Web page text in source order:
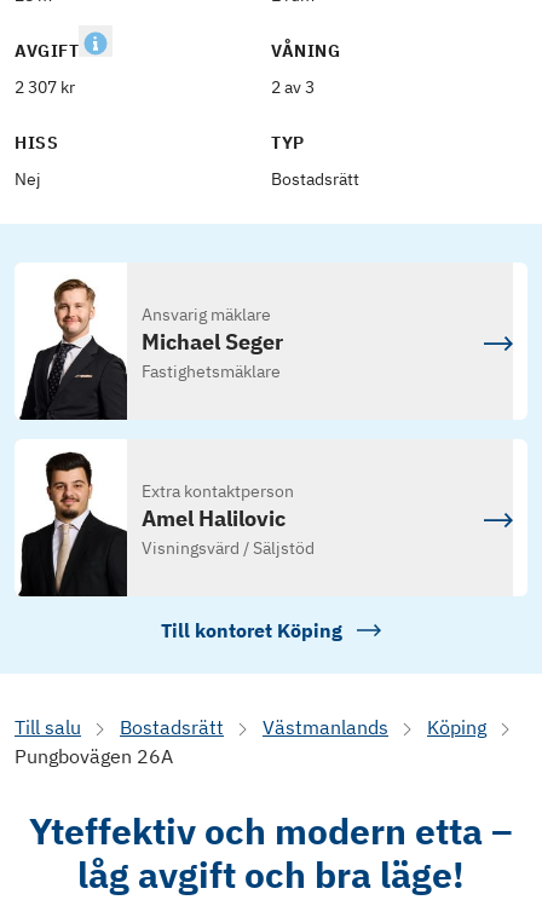
AVGIFT
2 307 kr
VÅNING
2 av 3
HISS
Nej
TYP
Bostadsrätt
Ansvarig mäklare
Michael Seger
Fastighetsmäklare
Extra kontaktperson
Amel Halilovic
Visningsvärd / Säljstöd
Till kontoret Köping
Till salu Bostadsrätt Västmanlands
Köping
Pungbovägen 26A
Yteffektiv och modern etta –
låg avgift och bra läge!